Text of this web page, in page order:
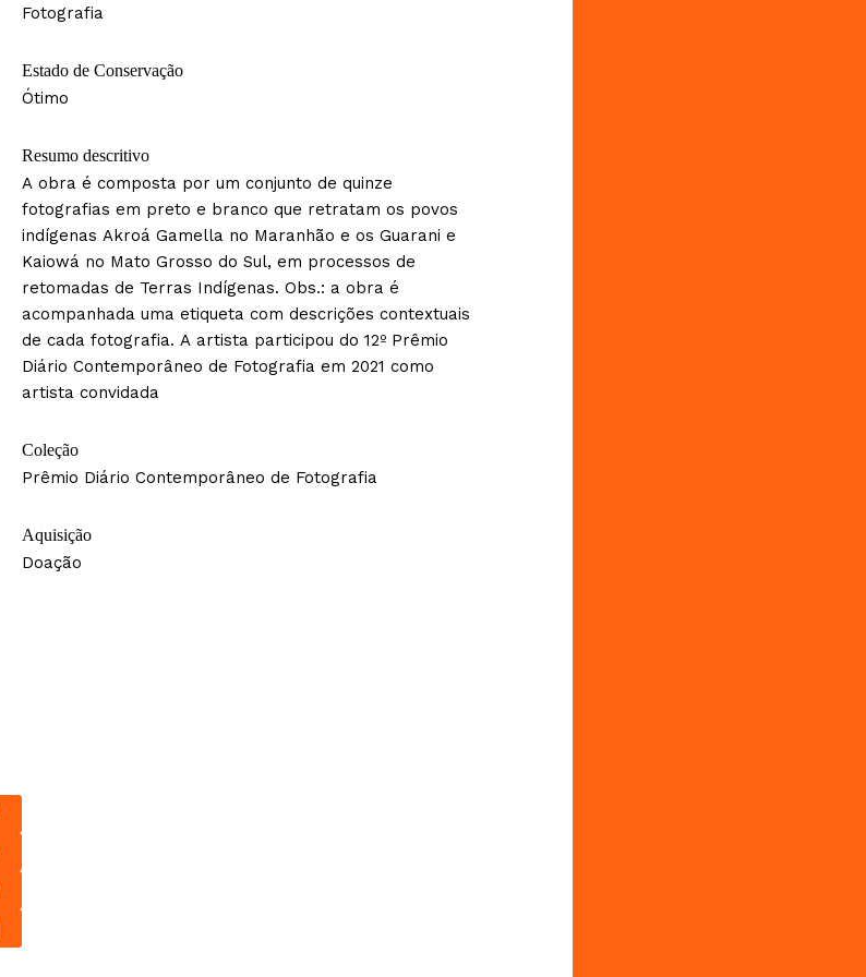
Fotografia
Estado de Conservação
Ótimo
Resumo descritivo
A obra é composta por um conjunto de quinze
fotografias em preto e branco que retratam os povos
indígenas Akroá Gamella no Maranhão e os Guarani e
Kaiowá no Mato Grosso do Sul, em processos de
retomadas de Terras Indígenas. Obs.: a obra é
acompanhada uma etiqueta com descrições contextuais
de cada fotografia. A artista participou do 12º Prêmio
Diário Contemporâneo de Fotografia em 2021 como
artista convidada
Coleção
Prêmio Diário Contemporâneo de Fotografia
Aquisição
Doação